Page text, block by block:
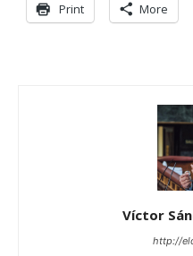
Print More
Víctor
http://